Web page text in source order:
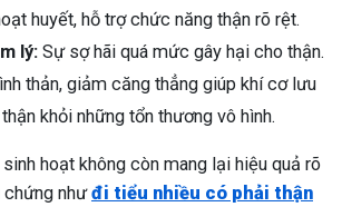
huyết, hỗ trợ chức năng thận rõ rệt.
lý: Sự sợ hãi quá mức gây hại cho thận.
thản, giảm căng thẳng giúp khí cơ lưu
khỏi những tổn thương vô hình.
hoạt không còn mang lại hiệu quả rõ
chứng nhưđi tiểu nhiều có phải thận